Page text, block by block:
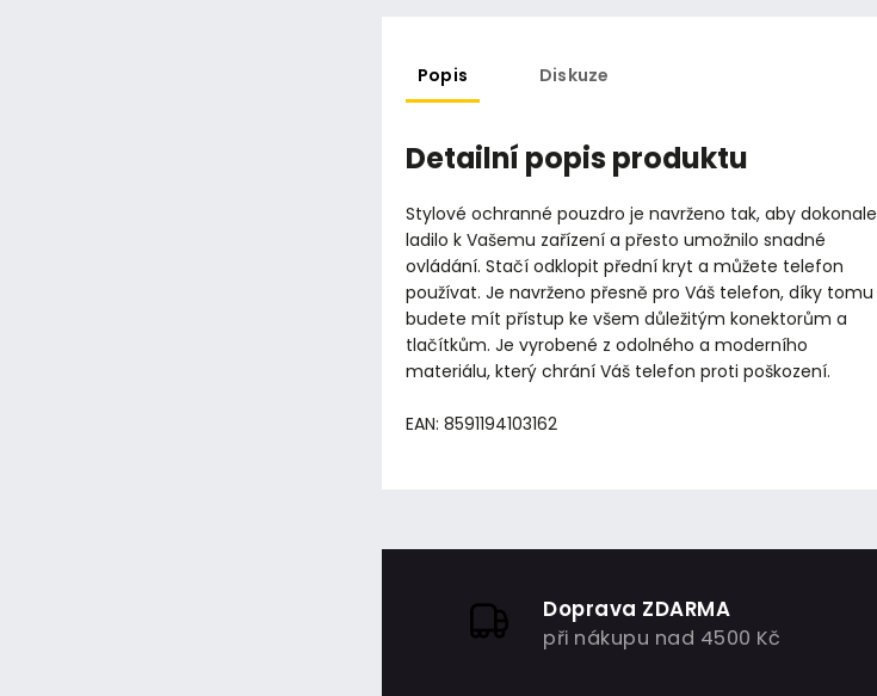
Popis Diskuze
Detailní popis produktu
Stylové ochranné pouzdro je navrženo tak, aby dokonale
ladilo k Vašemu zařízení a přesto umožnilo snadné
ovládání. Stačí odklopit přední kryt a můžete telefon
používat. Je navrženo přesně pro Váš telefon, díky tomu
budete mít přístup ke všem důležitým konektorům a
tlačítkům. Je vyrobené z odolného a moderního
materiálu, který chrání Váš telefon proti poškození.
EAN: 8591194103162
Doprava ZDARMA
při nákupu nad 4500 Kč